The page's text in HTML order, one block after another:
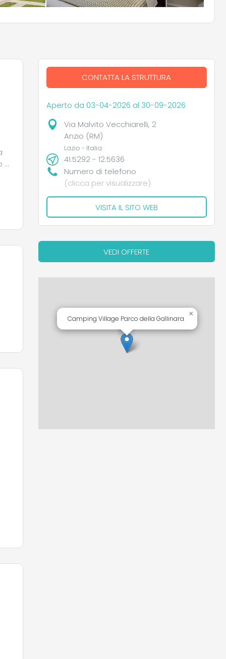
si
CONTATTA LA STRUTTURA
Aperto da 03-04-2026 al 30-09-2026
Via Malvito Vecchiarelli, 2
Anzio (RM)
Lazio - Italia
41.5292 - 12.5636
Numero di telefono
(clicca per visualizzare)
VISITA IL SITO WEB
VEDI OFFERTE
Camping Village Parco della Gallinara
×